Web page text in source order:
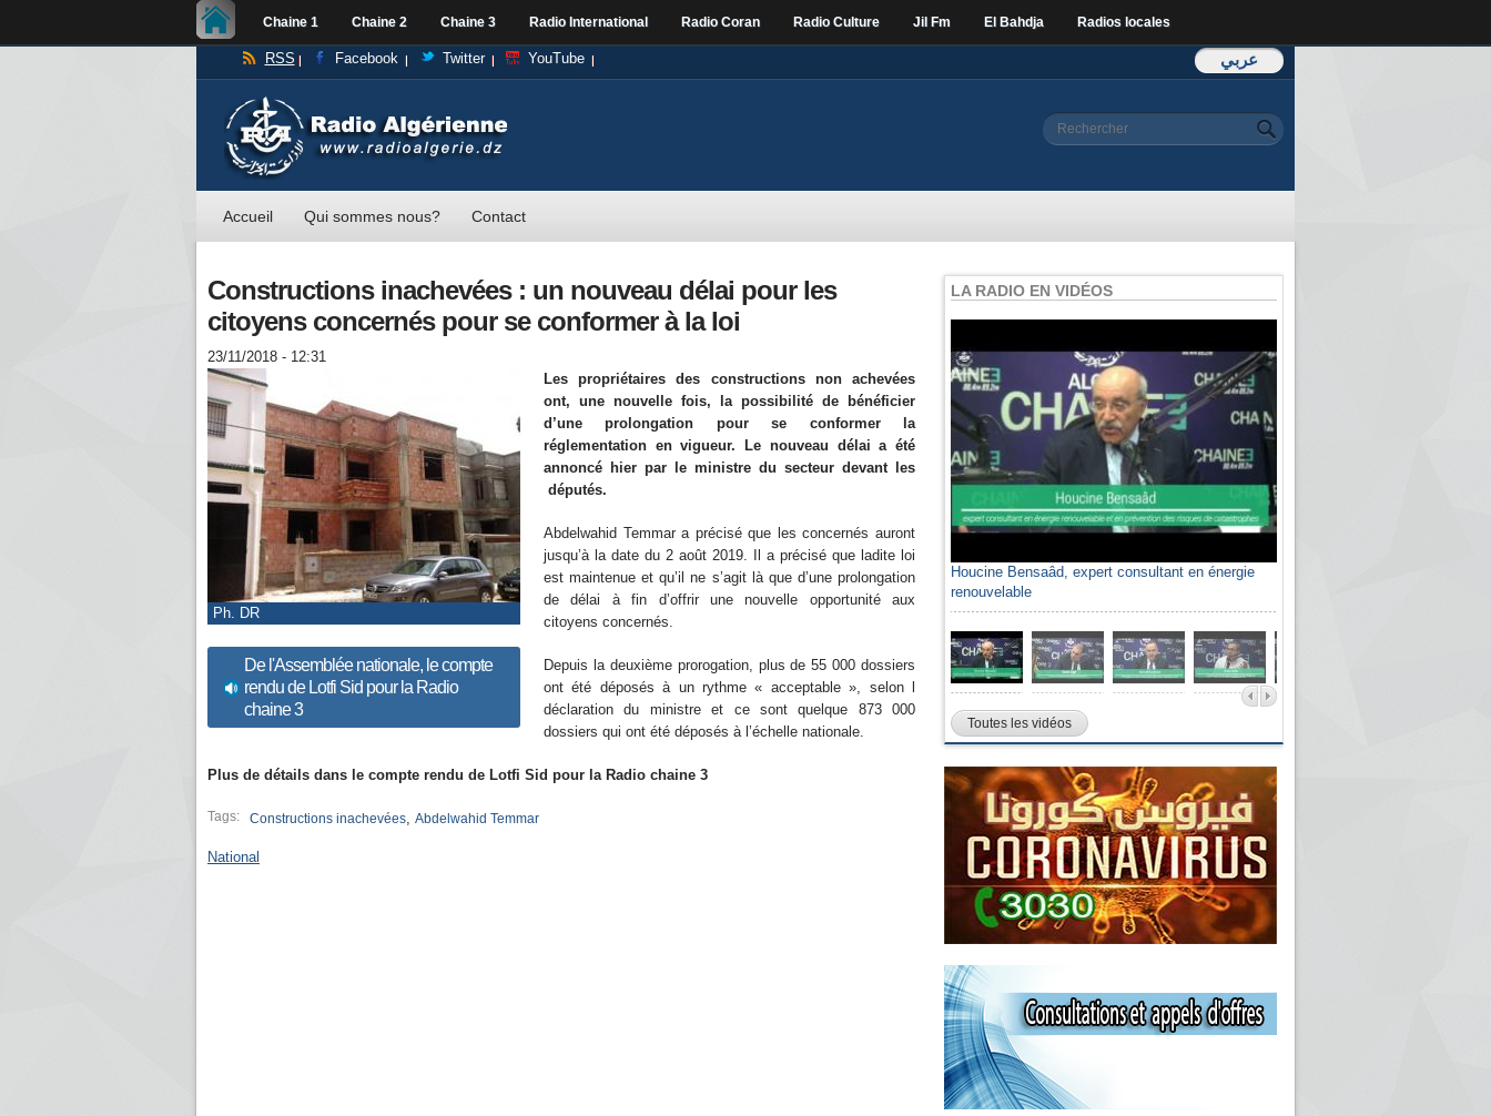
Chaine 1 Chaine 2 Chaine 3 Radio International Radio Coran Radio Culture Jil Fm El Bahdja Radios locales
عربي RSS Facebook Twitter YouTube
Formulaire de
Rechercher
Accueil Qui sommes nous? Contact
Constructions inachevées : un nouveau délai pour les
citoyens concernés pour se conformer à la loi
23/11/2018 - 12:31
Ph. DR
De l'Assemblée nationale, le compte
rendu de Lotfi Sid pour la Radio
chaine 3
Les propriétaires des constructions non achevées
ont, une nouvelle fois, la possibilité de bénéficier
d’une prolongation pour se conformer la
réglementation en vigueur. Le nouveau délai a été
annoncé hier par le ministre du secteur devant les
députés.
Abdelwahid Temmar a précisé que les concernés auront
jusqu’à la date du 2 août 2019. Il a précisé que ladite loi
est maintenue et qu’il ne s’agit là que d’une prolongation
de délai à fin d’offrir une nouvelle opportunité aux
citoyens concernés.
Depuis la deuxième prorogation, plus de 55 000 dossiers
ont été déposés à un rythme « acceptable », selon l
déclaration du ministre et ce sont quelque 873 000
dossiers qui ont été déposés à l’échelle nationale.
Plus de détails dans le compte rendu de Lotfi Sid pour la Radio chaine 3
Tags: Constructions inachevées, Abdelwahid Temmar
National
LA RADIO EN VIDÉOS
Houcine Bensaâd, expert consultant en énergie
renouvelable
Toutes les vidéos